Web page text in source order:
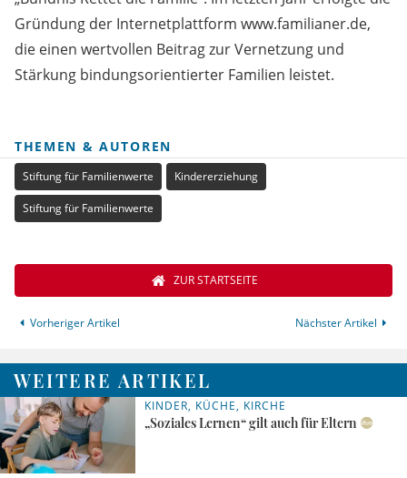
Gründung der Internetplattform www.familianer.de,
die einen wertvollen Beitrag zur Vernetzung und
Stärkung bindungsorientierter Familien leistet.
THEMEN & AUTOREN
Stiftung für Familienwerte Kindererziehung
Stiftung für Familienwerte
Vorheriger Artikel
ZUR STARTSEITE
Nächster Artikel
WEITERE ARTIKEL
KINDER, KÜCHE, KIRCHE
„Soziales Lernen“ gilt auch für Eltern